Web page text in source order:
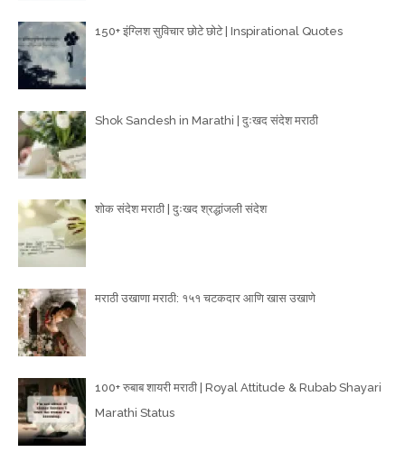
150+ इंग्लिश सुविचार छोटे छोटे | Inspirational Quotes
Shok Sandesh in Marathi | दुःखद संदेश मराठी
शोक संदेश मराठी | दुःखद श्रद्धांजली संदेश
मराठी उखाणा मराठी: १५१ चटकदार आणि खास उखाणे
100+ रुबाब शायरी मराठी | Royal Attitude & Rubab Shayari
Marathi Status